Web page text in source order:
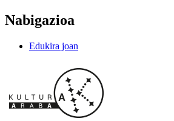
Nabigazioa
Edukira joan